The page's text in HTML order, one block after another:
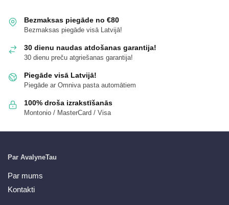
Bezmaksas piegāde no €80
Bezmaksas piegāde visā Latvijā!
30 dienu naudas atdošanas garantija!
30 dienu preču atgriešanas garantija!
Piegāde visā Latvijā!
Piegāde ar Omniva pasta automātiem
100% droša izrakstīšanās
Montonio / MasterCard / Visa
Par AvalyneTau
Par mums
Kontakti